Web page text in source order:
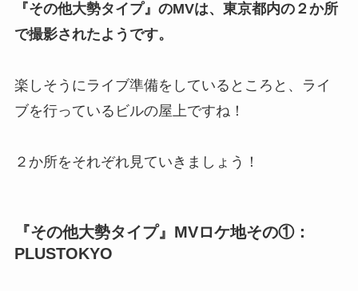
『その他大勢タイプ』のMVは、東京都内の２か所
で撮影されたようです。
楽しそうにライブ準備をしているところと、ライ
ブを行っているビルの屋上ですね！
２か所をそれぞれ見ていきましょう！
『その他大勢タイプ』MVロケ地その①：
PLUSTOKYO